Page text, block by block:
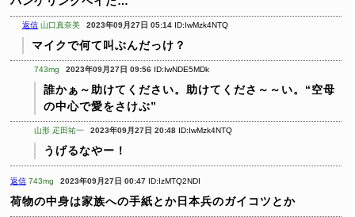
返信 山口真奈美 2023年09月27日 05:14 ID:IwMzk4NTQ
マイクで何て叫ぶんだっけ？
743mg 2023年09月27日 09:56 ID:IwNDE5MDk
誰かぁ～助けてください。助けてくださ～～い。“空母
の中心で愛をさけぶ”
山形 疋田祐一 2023年09月27日 20:48 ID:IwMzk4NTQ
うげるなやー！
返信 743mg 2023年09月27日 00:47 ID:IzMTQ2NDI
荷物の中身は家族への手紙とか日本兵のガイコツとか